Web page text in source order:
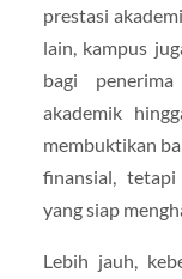
prestasi
lain, kampus
bagi
akademik
membuktikan
finansial,
yang siap
Lebih jauh,